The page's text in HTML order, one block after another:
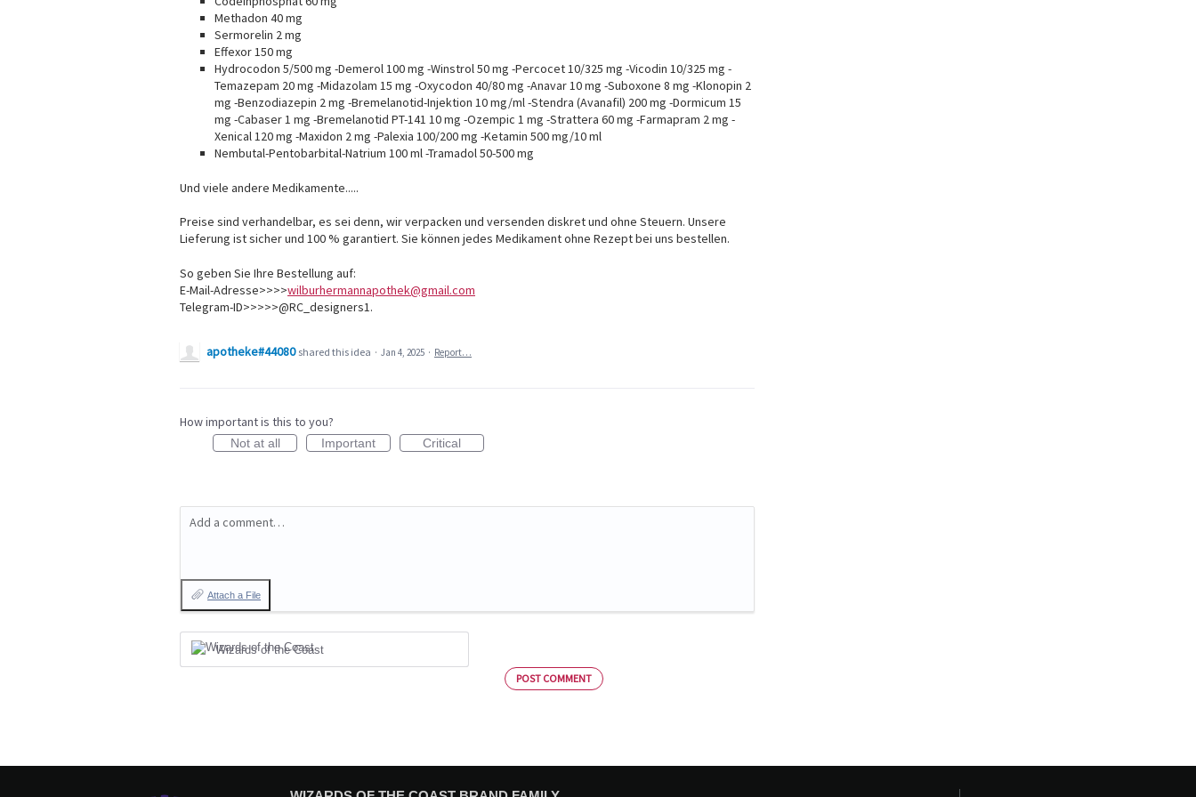
Methadon 40 mg
Sermorelin 2 mg
Effexor 150 mg
Hydrocodon 5/500 mg -Demerol 100 mg -Winstrol 50 mg -Percocet 10/325 mg -Vicodin 10/325 mg -
Temazepam 20 mg -Midazolam 15 mg -Oxycodon 40/80 mg -Anavar 10 mg -Suboxone 8 mg -Klonopin 2
mg -Benzodiazepin 2 mg -Bremelanotid-Injektion 10 mg/ml -Stendra (Avanafil) 200 mg -Dormicum 15
mg -Cabaser 1 mg -Bremelanotid PT-141 10 mg -Ozempic 1 mg -Strattera 60 mg -Farmapram 2 mg -
Xenical 120 mg -Maxidon 2 mg -Palexia 100/200 mg -Ketamin 500 mg/10 ml
Nembutal-Pentobarbital-Natrium 100 ml -Tramadol 50-500 mg
Und viele andere Medikamente.....
Preise sind verhandelbar, es sei denn, wir verpacken und versenden diskret und ohne Steuern. Unsere
Lieferung ist sicher und 100 % garantiert. Sie können jedes Medikament ohne Rezept bei uns bestellen.
So geben Sie Ihre Bestellung auf:
E-Mail-Adresse>>>>wilburhermannapothek@gmail.com
Telegram-ID>>>>>@RC_designers1.
apotheke#44080 shared this idea · Jan 4, 2025 · Report…
How important is this to you?
Not at all Important Critical
Add a comment…
Attach a File
Wizards of the Coast
POST COMMENT